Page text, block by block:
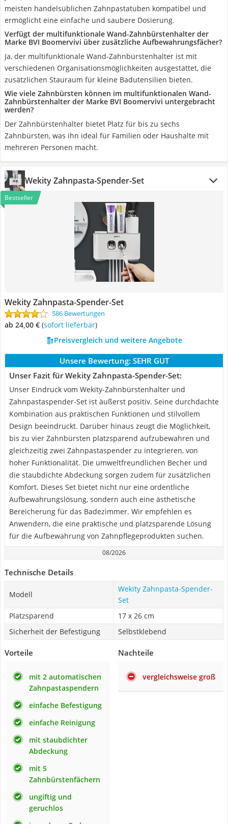
meisten handelsüblichen Zahnpastatuben kompatibel und
ermöglicht eine einfache und saubere Dosierung.
Verfügt der multifunktionale Wand-Zahnbürstenhalter der
Marke BVI Boomervivi über zusätzliche Aufbewahrungsfächer?
Ja, der multifunktionale Wand-Zahnbürstenhalter ist mit
verschiedenen Organisationsmöglichkeiten ausgestattet, die
zusätzlichen Stauraum für kleine Badutensilien bieten.
Wie viele Zahnbürsten können im multifunktionalen Wand-
Zahnbürstenhalter der Marke BVI Boomervivi untergebracht
werden?
Der Zahnbürstenhalter bietet Platz für bis zu sechs
Zahnbürsten, was ihn ideal für Familien oder Haushalte mit
mehreren Personen macht.
Wekity Zahnpasta-Spender-Set
Bestseller
Wekity Zahnpasta-Spender-Set
586 Bewertungen
ab 24,00 € ( Sofort lieferbar)
Preisvergleich und weitere Angebote
Unsere Bewertung: SEHR GUT
Unser Fazit für Wekity Zahnpasta-Spender-Set:
Unser Eindruck vom Wekity-Zahnbürstenhalter und
Zahnpastaspender-Set ist äußerst positiv. Seine durchdachte
Kombination aus praktischen Funktionen und stilvollem
Design beeindruckt. Darüber hinaus zeugt die Möglichkeit,
bis zu vier Zahnbürsten platzsparend aufzubewahren und
gleichzeitig zwei Zahnpastaspender zu integrieren, von
hoher Funktionalität. Die umweltfreundlichen Becher und
die staubdichte Abdeckung sorgen zudem für zusätzlichen
Komfort. Dieses Set bietet nicht nur eine ordentliche
Aufbewahrungslösung, sondern auch eine ästhetische
Bereicherung für das Badezimmer. Wir empfehlen es
Anwendern, die eine praktische und platzsparende Lösung
für die Aufbewahrung von Zahnpflegeprodukten suchen.
08/2026
Technische Details
Modell
Wekity Zahnpasta-Spender-
Set
Platzsparend
17 x 26 cm
Sicherheit der Befestigung
Selbstklebend
Vorteile
mit 2 automatischen
Zahnpastaspendern
einfache Befestigung
einfache Reinigung
mit staubdichter
Abdeckung
mit 5
Zahnbürstenfächern
ungiftig und
geruchlos
Nachteile
vergleichsweise groß